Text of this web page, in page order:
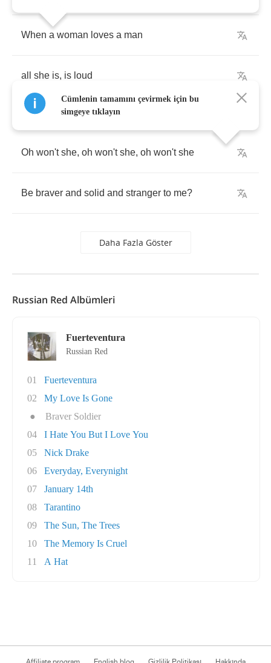
When a woman loves a man
all she is, is loud
Oh won't she, oh won't she, oh won't she
Be braver and solid and stranger to me?
Daha Fazla Göster
Cümlenin tamamını çevirmek için bu
simgeye tıklayın
Russian Red Albümleri
Fuerteventura
Russian Red
01
Fuerteventura
02
My Love Is Gone
●
Braver Soldier
04
I Hate You But I Love You
05
Nick Drake
06
Everyday, Everynight
07
January 14th
08
Tarantino
09
The Sun, The Trees
10
The Memory Is Cruel
11
A Hat